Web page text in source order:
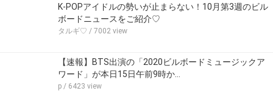
K-POPアイドルの勢いが止まらない！10月第3週のビル
ボードニュースをご紹介♡
タルギ♡ / 7002 view
【速報】BTS出演の「2020ビルボードミュージックア
ワード」が本日15日午前9時か…
p / 6423 view